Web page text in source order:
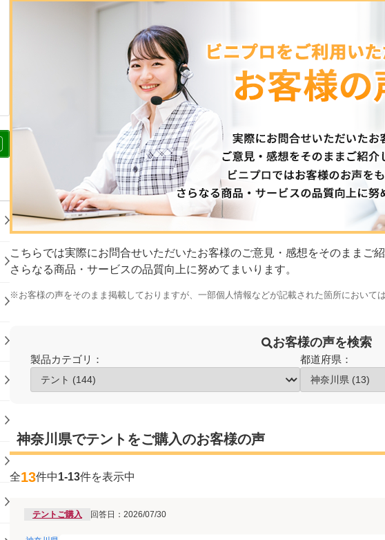
こちらでは実際にお問合せいただいたお客様のご意見・感想をそのままご
さらなる商品・サービスの品質向上に努めてまいります。
※お客様の声をそのまま掲載しておりますが、一部個人情報などが記載された箇所において
お客様の声を検索
製品カテゴリ：
都道府県：
神奈川県でテントをご購入のお客様の声
全13件中1-13件を表示中
テントご購入 回答日：2026/07/30